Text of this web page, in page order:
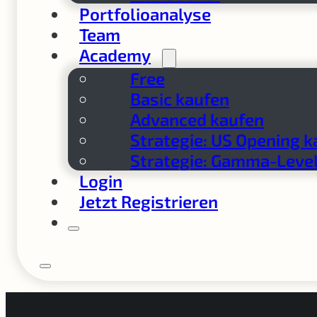
Portfolioanalyse
Team
Academy
Free
Basic kaufen
Advanced kaufen
Strategie: US Opening
Strategie: Gamma-
Login
Jetzt Registrieren